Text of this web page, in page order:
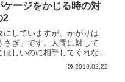
ケージをかじる時の対
2
にしていますが、かがりは
さぎ」です。人間に対して
ほしいのに相手してくれない
があるときは軽くかじりま
2019.02.22